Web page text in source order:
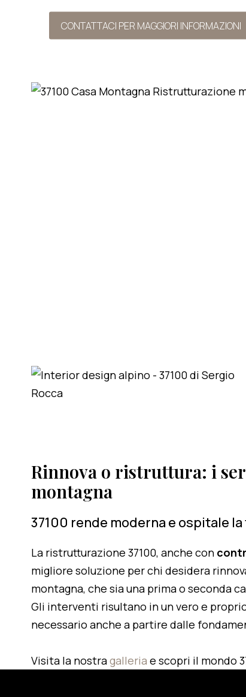
CONTATTACI PER MAGGIORI INFORMAZIONI
Rinnova o ristruttura: i
montagna
37100 rende moderna e ospitale la
La ristrutturazione 37100, anche con
migliore soluzione per chi desidera
montagna, che sia una prima o seconda
Gli interventi risultano in un vero e
necessario anche a partire dalle
Visita la nostragalleria e scopri il mondo